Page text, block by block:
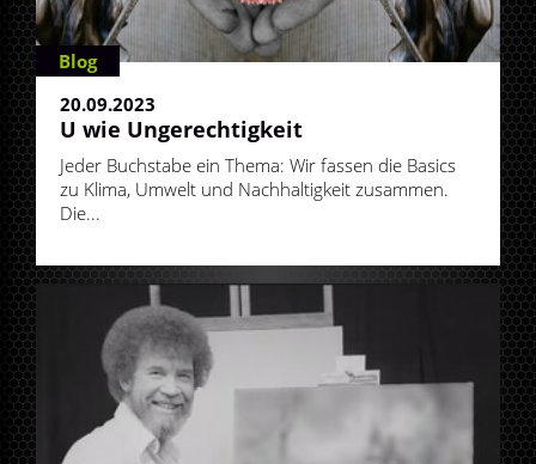
Blog
20.09.2023
U wie Ungerechtigkeit
Jeder Buchstabe ein Thema: Wir fassen die Basics
zu Klima, Umwelt und Nachhaltigkeit zusammen.
Die...